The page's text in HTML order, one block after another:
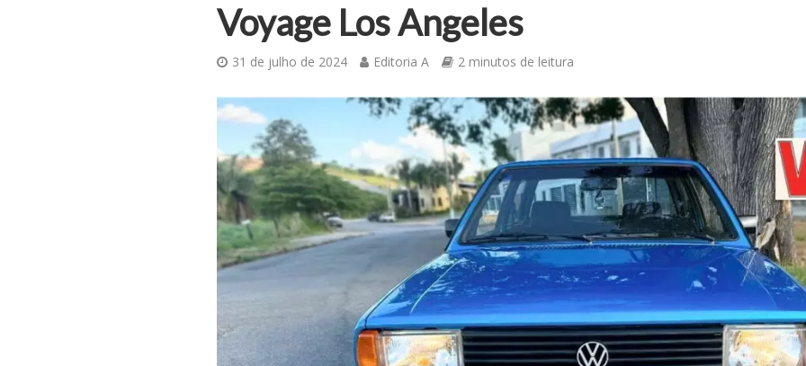
Voyage Los Angeles
31 de julho de 2024 Editoria A 2 minutos de leitura